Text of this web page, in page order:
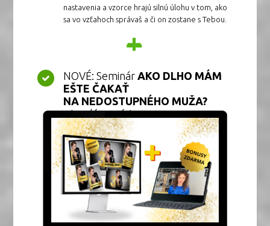
nastavenia a vzorce hrajú silnú úlohu v tom, ako
sa vo vzťahoch správaš a či on zostane s Tebou.
+
NOVÉ: Seminár AKO DLHO MÁM
EŠTE ČAKAŤ
NA NEDOSTUPNÉHO MUŽA?
s trvalým prístupom